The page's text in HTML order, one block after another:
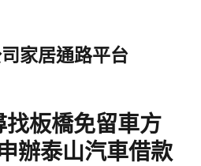
家居通路平台
板橋免留車方
辦泰山汽車借款